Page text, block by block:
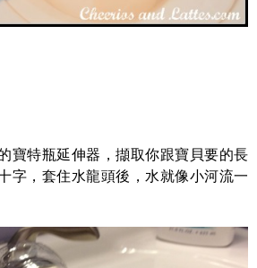
寶特瓶延伸器，擷取你跟寶貝要的長
字，套住水龍頭後，水就像小河流一